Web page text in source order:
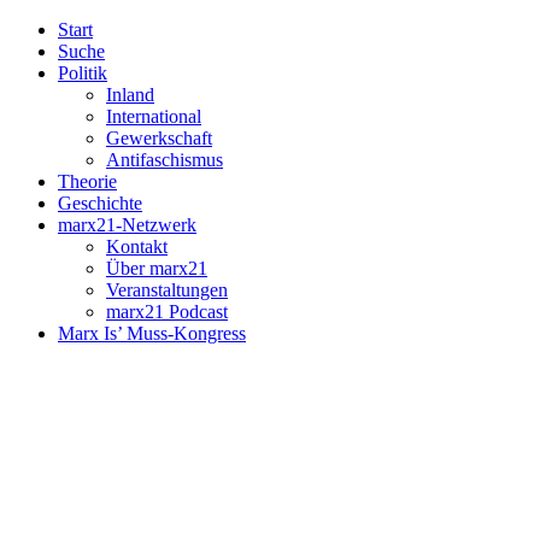
Start
Suche
Politik
Inland
International
Gewerkschaft
Antifaschismus
Theorie
Geschichte
marx21-Netzwerk
Kontakt
Über marx21
Veranstaltungen
marx21 Podcast
Marx Is’ Muss-Kongress